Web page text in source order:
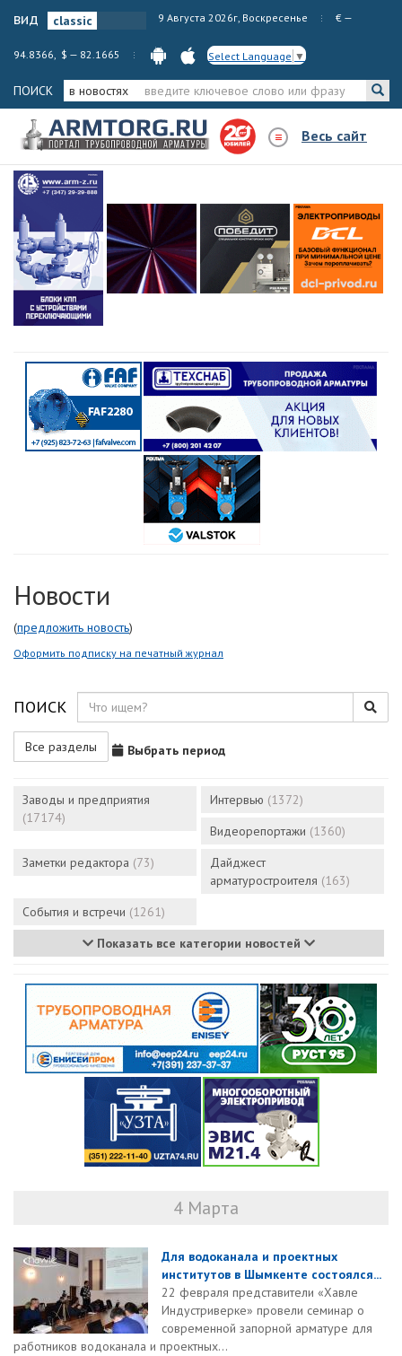
вид 9 Августа 2026г, Воскресенье € —
94.8366, $ — 82.1665 Select Language ▼
ПОИСК в новостях
Весь сайт
Новости
(предложить новость)
Оформить подписку на печатный журнал
ПОИСК
Все разделы Выбрать период
Заводы и предприятия
(17174)
Интервью (1372)
Видеорепортажи (1360)
Заметки редактора (73)
Дайджест
арматуростроителя (163)
События и встречи (1261)
Показать все категории новостей
4 Марта
Для водоканала и проектных
институтов в Шымкенте состоялся...
22 февраля представители «Хавле
Индустриверке» провели семинар о
современной запорной арматуре для
работников водоканала и проектных...